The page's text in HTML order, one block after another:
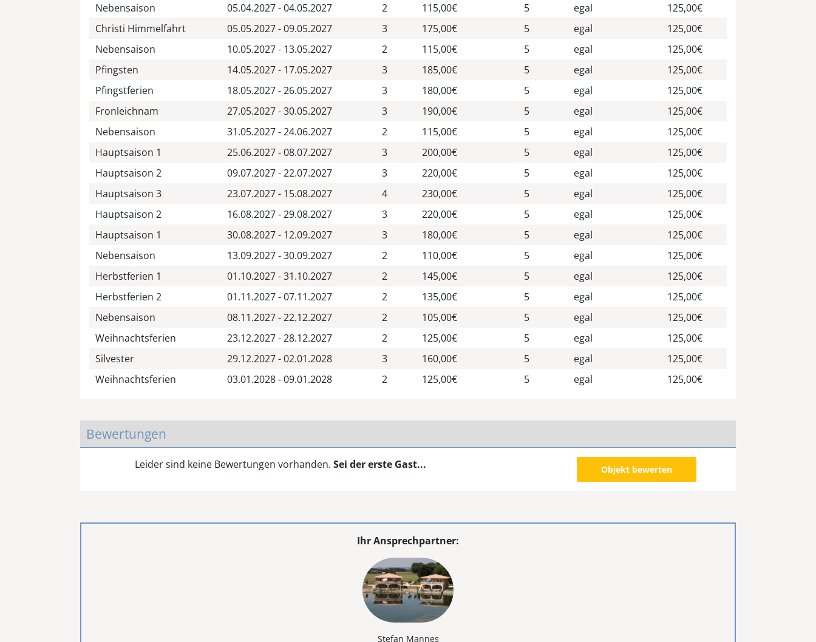
Nebensaison
05.04.2027 - 04.05.2027 2 115,00€ 5 egal
125,00€
Christi Himmelfahrt
05.05.2027 - 09.05.2027 3 175,00€ 5 egal
125,00€
Nebensaison
10.05.2027 - 13.05.2027 2 115,00€ 5 egal
125,00€
Pfingsten
14.05.2027 - 17.05.2027 3 185,00€ 5 egal
125,00€
Pfingstferien
18.05.2027 - 26.05.2027 3 180,00€ 5 egal
125,00€
Fronleichnam
27.05.2027 - 30.05.2027 3 190,00€ 5 egal
125,00€
Nebensaison
31.05.2027 - 24.06.2027 2 115,00€ 5 egal
125,00€
Hauptsaison 1
25.06.2027 - 08.07.2027 3 200,00€ 5 egal
125,00€
Hauptsaison 2
09.07.2027 - 22.07.2027 3 220,00€ 5 egal
125,00€
Hauptsaison 3
23.07.2027 - 15.08.2027 4 230,00€ 5 egal
125,00€
Hauptsaison 2
16.08.2027 - 29.08.2027 3 220,00€ 5 egal
125,00€
Hauptsaison 1
30.08.2027 - 12.09.2027 3 180,00€ 5 egal
125,00€
Nebensaison
13.09.2027 - 30.09.2027 2 110,00€ 5 egal
125,00€
Herbstferien 1
01.10.2027 - 31.10.2027 2 145,00€ 5 egal
125,00€
Herbstferien 2
01.11.2027 - 07.11.2027 2 135,00€ 5 egal
125,00€
Nebensaison
08.11.2027 - 22.12.2027 2 105,00€ 5 egal
125,00€
Weihnachtsferien
23.12.2027 - 28.12.2027 2 125,00€ 5 egal
125,00€
Silvester
29.12.2027 - 02.01.2028 3 160,00€ 5 egal
125,00€
Weihnachtsferien
03.01.2028 - 09.01.2028 2 125,00€ 5 egal 125,00€
Bewertungen
Leider sind keine Bewertungen vorhanden. Sei der erste Gast... Objekt bewerten
Ihr Ansprechpartner:
Stefan Mannes